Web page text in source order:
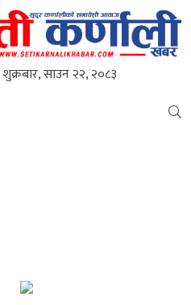
साउन २२, २०८३